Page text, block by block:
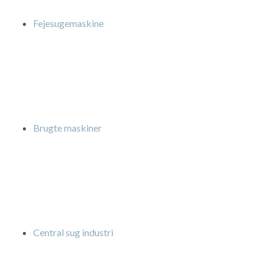
Fejesugemaskine
Brugte maskiner
Central sug industri